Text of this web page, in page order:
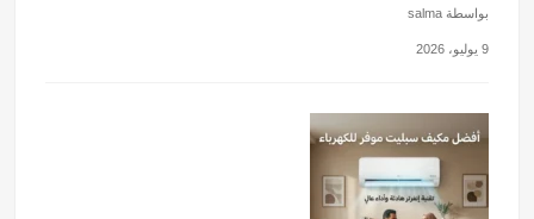
بواسطة salma
9 يوليو، 2026